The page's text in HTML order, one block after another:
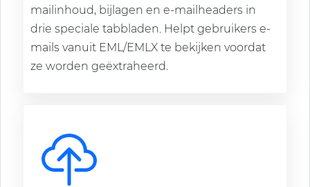
mailinhoud, bijlagen en e-mailheaders in
drie speciale tabbladen. Helpt gebruikers e-
mails vanuit EML/EMLX te bekijken voordat
ze worden geëxtraheerd.